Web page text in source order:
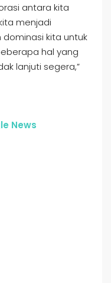
antara kita
menjadi
kita untuk
hal yang
lanjuti segera,”
News